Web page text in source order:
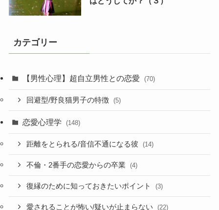
カテゴリー
【男性心理】超自立男性との恋愛 (70)
回避型/野良猫男子の特徴 (5)
恋愛心理学 (148)
距離をとられる/音信不通になる彼 (14)
不倫・2番手の恋愛からの卒業 (4)
復縁のために知っておきたいポイント (3)
愛されることが怖い/疑いが止まらない (22)